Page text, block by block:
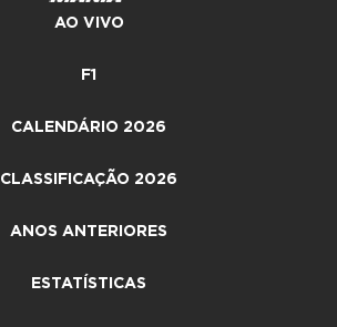
AO VIVO
F1
CALENDÁRIO 2026
CLASSIFICAÇÃO 2026
ANOS ANTERIORES
ESTATÍSTICAS